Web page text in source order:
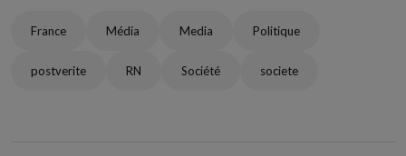
France Média Media Politique
postverite RN Société societe